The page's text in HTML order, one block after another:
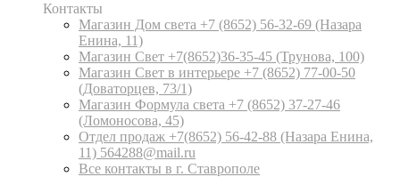
Контакты
Магазин Дом света +7 (8652) 56-32-69 (Назара
Енина, 11)
Магазин Свет +7(8652)36-35-45 (Трунова, 100)
Магазин Свет в интерьере +7 (8652) 77-00-50
(Доваторцев, 73/1)
Магазин Формула света +7 (8652) 37-27-46
(Ломоносова, 45)
Отдел продаж +7(8652) 56-42-88 (Назара Енина,
11) 564288@mail.ru
Все контакты в г. Ставрополе